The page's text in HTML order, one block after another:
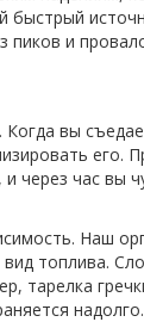
быстрый
пиков и
вы
его.
через час вы
Наш
топлива.
тарелка
надолго.